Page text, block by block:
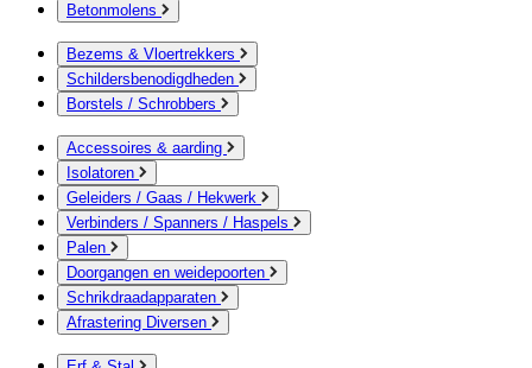
Betonmolens
Bezems & Vloertrekkers
Schildersbenodigdheden
Borstels / Schrobbers
Accessoires & aarding
Isolatoren
Geleiders / Gaas / Hekwerk
Verbinders / Spanners / Haspels
Palen
Doorgangen en weidepoorten
Schrikdraadapparaten
Afrastering Diversen